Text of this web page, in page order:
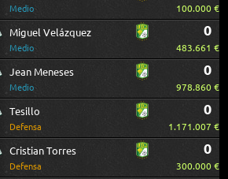
Medio 100.000 €
Miguel Velázquez
Medio
0
483.661 €
Jean Meneses
Medio
0
978.860 €
Tesillo
Defensa
0
1.171.007 €
Cristian Torres
Defensa
0
300.000 €